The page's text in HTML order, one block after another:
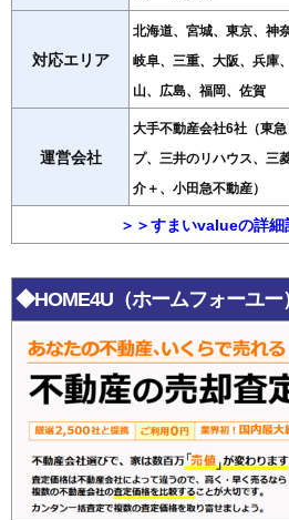
対応エリア
北海道、宮城、東京、神
岐阜、三重、大阪、兵庫
山、広島、福岡、佐賀
運営会社
大手不動産会社6社（東
プ、三井のリハウス、三
介＋、小田急不動産）
＞＞すまいvalueの詳細
◆HOME4U（ホームフォーユー）